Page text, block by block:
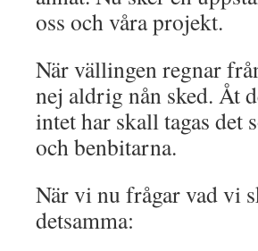
oss och våra projekt.
När vällingen regnar
nej aldrig nån sked. Åt
intet har skall tagas det
och benbitarna.
När vi nu frågar vad vi
detsamma: